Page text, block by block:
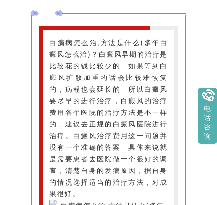
白癞病怎么治,方法是什么(多年白
癜风怎么治)？白癜风早期的治疗是
比较花的钱比较少的，如果等到白
癜风扩散加重的话会比较难恢复
的，病程也会延长的，所以白癜风
要尽早的进行治疗，白癜风的治疗
费用各个医院的治疗方法是不一样
的，建议去正规的白癜风医院进行
治疗。白癜风治疗费用这一问题并
没有一个准确的答案，具体来说就
是需要患者去医院做一个很好的调
查，清楚自身的发病原因，据自身
的情况选择适当的治疗方法，对成
果很好。
电
话
咨
询